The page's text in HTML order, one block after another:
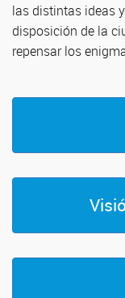
las distintas ideas
disposición de la
repensar los